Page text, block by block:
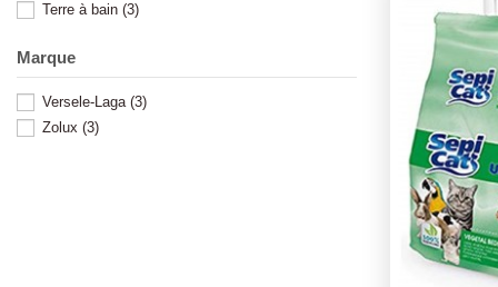
Terre à bain (3)
Marque
Versele-Laga (3)
Zolux (3)